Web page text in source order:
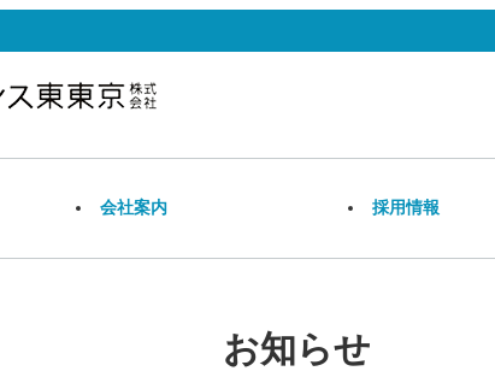
関連事業
会社案内 採用情報
業務内容お知らせ